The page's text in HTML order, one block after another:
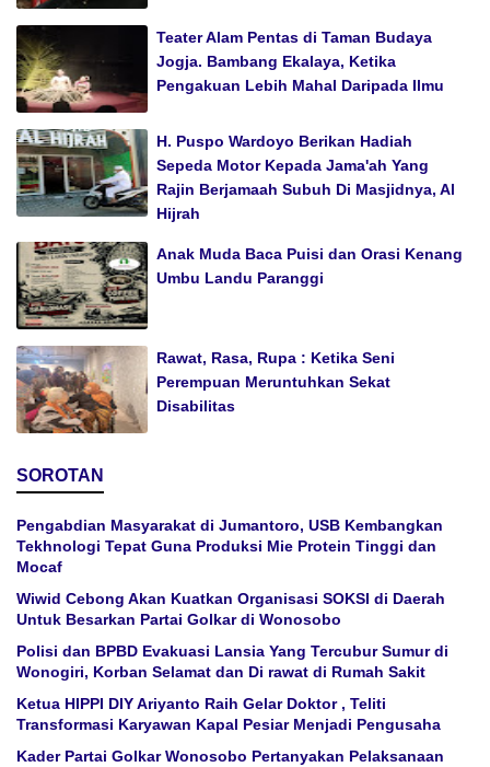
Teater Alam Pentas di Taman Budaya
Jogja. Bambang Ekalaya, Ketika
Pengakuan Lebih Mahal Daripada Ilmu
H. Puspo Wardoyo Berikan Hadiah
Sepeda Motor Kepada Jama'ah Yang
Rajin Berjamaah Subuh Di Masjidnya, Al
Hijrah
Anak Muda Baca Puisi dan Orasi Kenang
Umbu Landu Paranggi
Rawat, Rasa, Rupa : Ketika Seni
Perempuan Meruntuhkan Sekat
Disabilitas
SOROTAN
Pengabdian Masyarakat di Jumantoro, USB Kembangkan
Tekhnologi Tepat Guna Produksi Mie Protein Tinggi dan
Mocaf
Wiwid Cebong Akan Kuatkan Organisasi SOKSI di Daerah
Untuk Besarkan Partai Golkar di Wonosobo
Polisi dan BPBD Evakuasi Lansia Yang Tercubur Sumur di
Wonogiri, Korban Selamat dan Di rawat di Rumah Sakit
Ketua HIPPI DIY Ariyanto Raih Gelar Doktor , Teliti
Transformasi Karyawan Kapal Pesiar Menjadi Pengusaha
Kader Partai Golkar Wonosobo Pertanyakan Pelaksanaan